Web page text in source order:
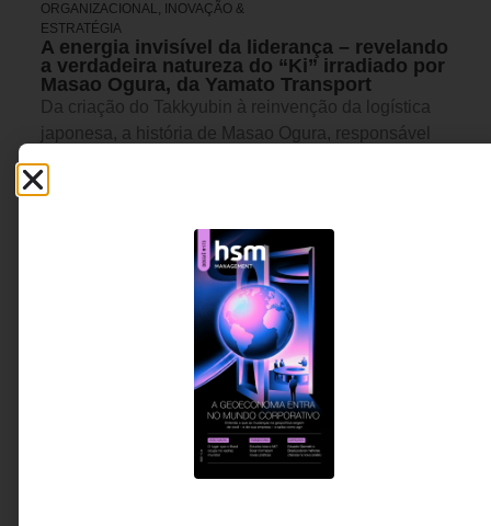
ORGANIZACIONAL,
INOVAÇÃO &
ESTRATÉGIA
A energia invisível da liderança – revelando
a verdadeira natureza do “Ki” irradiado por
Masao Ogura, da Yamato Transport
Da criação do Takkyubin à reinvenção da logística
japonesa, a história de Masao Ogura, responsável
por transformar a Yamato Transport em um dos
maiores cases de inovação logística do Japão. Este
podem oferecer novas perspectivas sobre cultura
organizacional, inovação, tomada de decisão e
liderança em tempos de transformação.
Kei Izawa - 7º Dan de Aikikai
Federação Internacional de
16 MINUTOS MIN DE LEITURA